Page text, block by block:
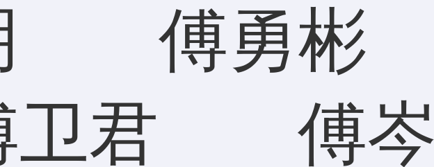
傅勇彬
君 傅